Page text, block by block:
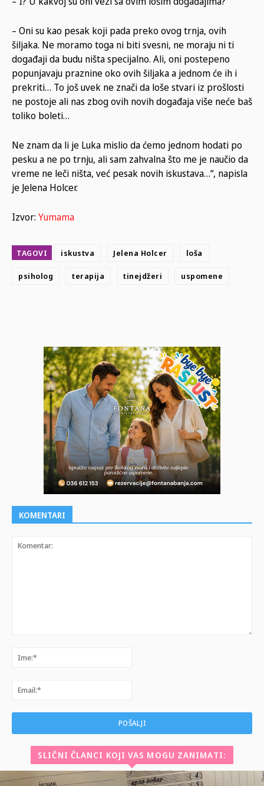
– Oni su kao pesak koji pada preko ovog trnja, ovih
šiljaka. Ne moramo toga ni biti svesni, ne moraju ni ti
događaji da budu ništa specijalno. Ali, oni postepeno
popunjavaju praznine oko ovih šiljaka a jednom će ih i
prekriti… To još uvek ne znači da loše stvari iz prošlosti
ne postoje ali nas zbog ovih novih događaja više neće baš
toliko boleti…
Ne znam da li je Luka mislio da ćemo jednom hodati po
pesku a ne po trnju, ali sam zahvalna što me je naučio da
vreme ne leči ništa, već pesak novih iskustava…“, napisla
je Jelena Holcer.
Izvor: Yumama
TAGOVI iskustva Jelena Holcer loša
psiholog terapija tinejdžeri uspomene
KOMENTARI
SLIČNI ČLANCI KOJI VAS MOGU ZANIMATI: